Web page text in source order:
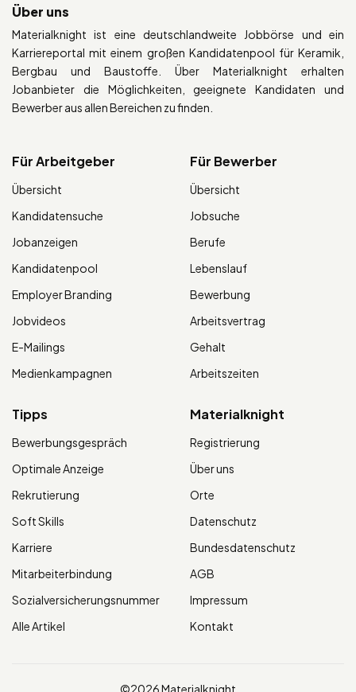
Über uns
Materialknight ist eine deutschlandweite Jobbörse und ein
Karriereportal mit einem großen Kandidatenpool für Keramik,
Bergbau und Baustoffe. Über Materialknight erhalten
Jobanbieter die Möglichkeiten, geeignete Kandidaten und
Bewerber aus allen Bereichen zu finden.
Für Arbeitgeber
Übersicht
Kandidatensuche
Jobanzeigen
Kandidatenpool
Employer Branding
Jobvideos
E-Mailings
Medienkampagnen
Für Bewerber
Übersicht
Jobsuche
Berufe
Lebenslauf
Bewerbung
Arbeitsvertrag
Gehalt
Arbeitszeiten
Tipps
Bewerbungsgespräch
Optimale Anzeige
Rekrutierung
Soft Skills
Karriere
Mitarbeiterbindung
Sozialversicherungsnummer
Alle Artikel
Materialknight
Registrierung
Über uns
Orte
Datenschutz
Bundesdatenschutz
AGB
Impressum
Kontakt
©2026 Materialknight